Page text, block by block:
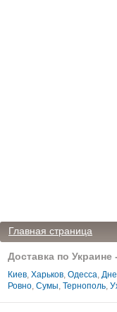
Главная страница
Доставка по
Киев, Харьков, Одесса,
Ровно, Сумы, Тернополь,